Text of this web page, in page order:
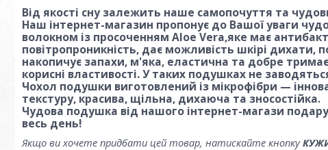
Від якості сну залежить наше самопочуття та
Наш інтернет-магазин пропонує до Вашої уваги
волокном із просоченням Aloe Vera,яке має
повітропроникність, дає можливість шкірі дихати,
накопичує запахи, м'яка, еластична та добре
корисні властивості. У таких подушках не
Чохол подушки виготовлений із мікрофібри —
текстуру, красива, щільна, дихаюча та зносостійка.
Чудова подушка від нашого інтернет-магази
весь день!
Якщо ви хочете придбати цей товар, натискайте кнопку